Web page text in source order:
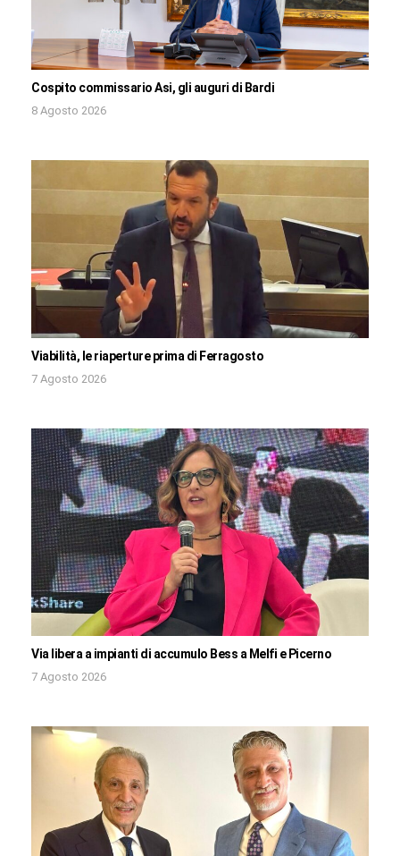
Cospito commissario Asi, gli auguri di Bardi
8 Agosto 2026
Viabilità, le riaperture prima di Ferragosto
7 Agosto 2026
Via libera a impianti di accumulo Bess a Melfi e Picerno
7 Agosto 2026